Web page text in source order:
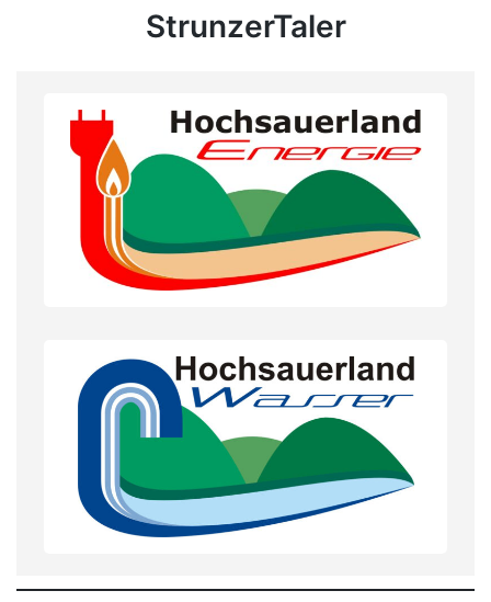
StrunzerTaler